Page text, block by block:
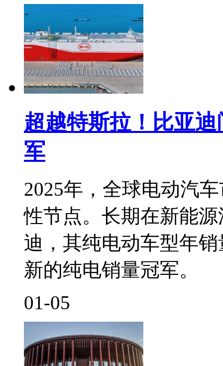
超越特斯拉！比亚
军
2025年，全球电动汽
性节点。长期在新能
迪，其纯电动车型年
新的纯电销量冠军。
01-05